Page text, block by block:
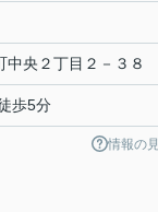
中央 ２丁目２－３８
歩5分
情報の